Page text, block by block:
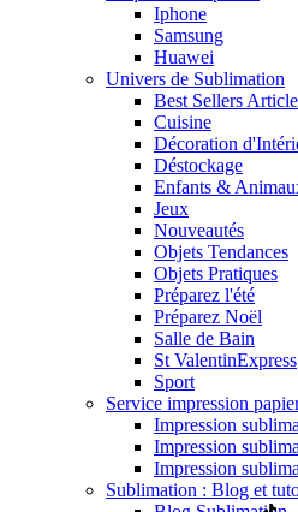
Iphone
Samsung
Huawei
Univers de Sublimation
Best Sellers
Cuisine
Décoration
Déstockage
Enfants &
Jeux
Nouveautés
Objets Tendances
Objets Pratiques
Préparez l'été
Préparez Noël
Salle de Bain
St ValentinExpress
Sport
Service impression
Impression
Impression
Impression
Sublimation : Blog et